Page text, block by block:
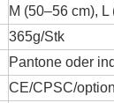
M (50–56 cm), L
365g/Stk
Pantone oder
CE/CPSC/